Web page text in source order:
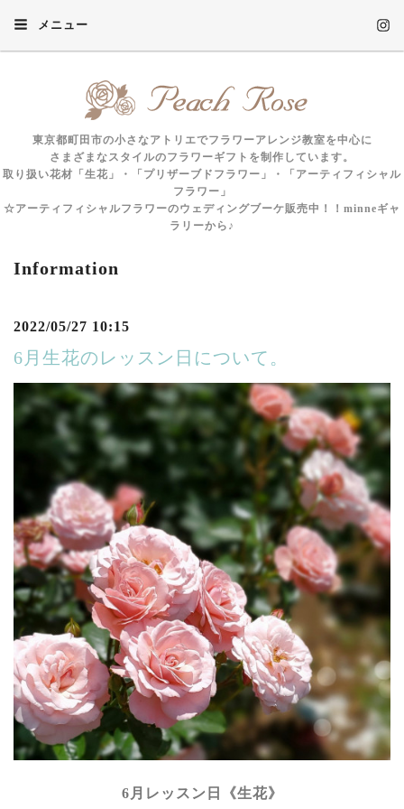
メニュー
東京都町田市の小さなアトリエでフラワーアレンジ教室を中心に
さまざまなスタイルのフラワーギフトを制作しています。
取り扱い花材「生花」・「プリザーブドフラワー」・「アーティフィシャル
フラワー」
☆アーティフィシャルフラワーのウェディングブーケ販売中！！minneギャ
ラリーから♪
Information
2022/05/27 10:15
6月生花のレッスン日について。
6月レッスン日《生花》